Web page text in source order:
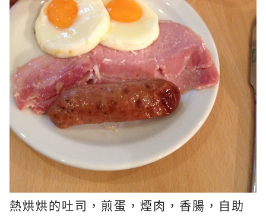
熱烘烘的吐司，煎蛋，煙肉，香腸，自助